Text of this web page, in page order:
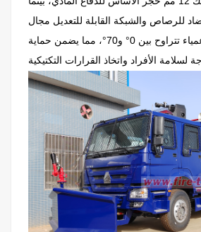
للرصاص والشبكة القابلة للتعديل مجال
رؤية بزاوية عمياء تتراوح بين 0° و70°، مما يضمن حماية